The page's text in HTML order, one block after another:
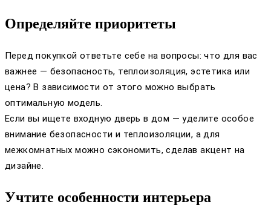
Определяйте приоритеты
Перед покупкой ответьте себе на вопросы: что для вас
важнее — безопасность, теплоизоляция, эстетика или
цена? В зависимости от этого можно выбрать
оптимальную модель.
Если вы ищете входную дверь в дом — уделите особое
внимание безопасности и теплоизоляции, а для
межкомнатных можно сэкономить, сделав акцент на
дизайне.
Учтите особенности интерьера